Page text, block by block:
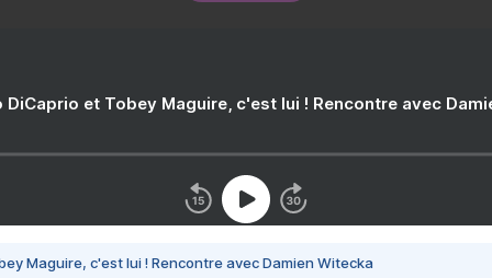
DiCaprio et Tobey Maguire, c'est lui ! Rencontre avec
Maguire, c'est lui ! Rencontre avec Damien Witecka